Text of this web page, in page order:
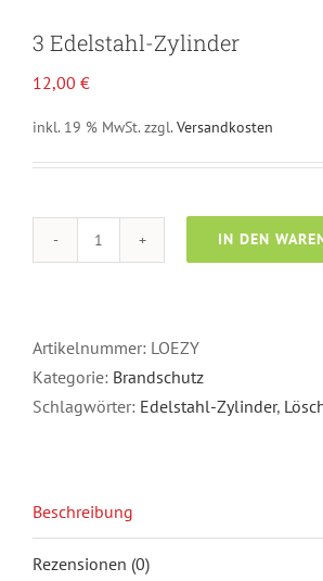
3 Edelstahl-Zylinder
12,00 €
inkl. 19 % MwSt. zzgl. Versandkosten
3
Menge
IN DEN
Artikelnummer: LOEZY
Kategorie: Brandschutz
Schlagwörter: Edelstahl-Zylinder,
Beschreibung
Rezensionen (0)